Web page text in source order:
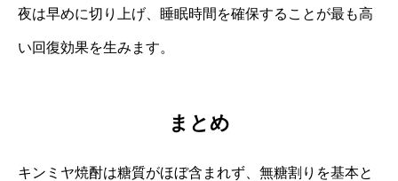
夜は早めに切り上げ、睡眠時間を確保することが最も高
い回復効果を生みます。
まとめ
キンミヤ焼酎は糖質がほぼ含まれず、無糖割りを基本と